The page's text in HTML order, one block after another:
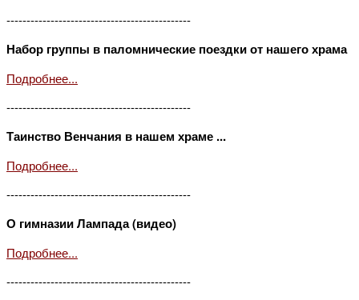
----------------------------------------------
Набор группы в паломнические поездки от нашего храма
Подробнее...
----------------------------------------------
Таинство Венчания в нашем храме ...
Подробнее...
----------------------------------------------
О гимназии Лампада (видео)
Подробнее...
----------------------------------------------